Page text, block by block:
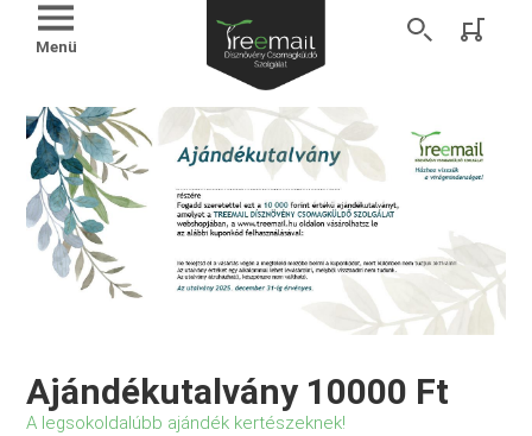
Menü
Ajándékutalvány 10000 Ft
A legsokoldalúbb ajándék kertészeknek!